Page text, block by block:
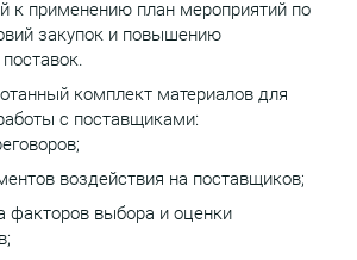
к применению план мероприятий по
закупок и повышению
комплект материалов для
с поставщиками:
воздействия на поставщиков;
факторов выбора и оценки